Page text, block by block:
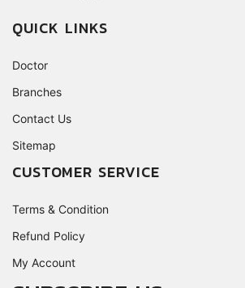
QUICK LINKS
Doctor
Branches
Contact Us
Sitemap
CUSTOMER SERVICE
Terms & Condition
Refund Policy
My Account